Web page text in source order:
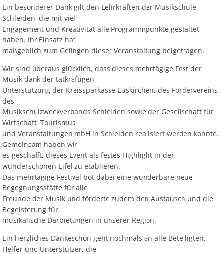
Ein besonderer Dank gilt den Lehrkräften der Musikschule
Schleiden, die mit viel
Engagement und Kreativität alle Programmpunkte gestaltet
haben. Ihr Einsatz hat
maßgeblich zum Gelingen dieser Veranstaltung beigetragen.
Wir sind überaus glücklich, dass dieses mehrtägige Fest der
Musik dank der tatkräftigen
Unterstützung der Kreissparkasse Euskirchen, des Fördervereins
des
Musikschulzweckverbands Schleiden sowie der Gesellschaft für
Wirtschaft, Tourismus
und Veranstaltungen mbH in Schleiden realisiert werden konnte.
Gemeinsam haben wir
es geschafft, dieses Event als festes Highlight in der
wunderschönen Eifel zu etablieren.
Das mehrtägige Festival bot dabei eine wunderbare neue
Begegnungsstätte für alle
Freunde der Musik und förderte zudem den Austausch und die
Begeisterung für
musikalische Darbietungen in unserer Region.
Ein herzliches Dankeschön geht nochmals an alle Beteiligten,
Helfer und Unterstützer, die